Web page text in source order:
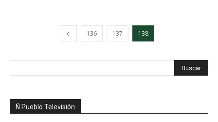
136 137 138
Ñ Pueblo Televisión